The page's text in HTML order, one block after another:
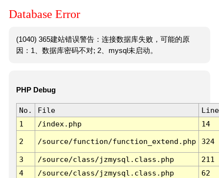
Database Error
(1040) 365建站错误警告：连接数据库失败，可能的原
因：1、数据库密码不对; 2、mysql未启动。
PHP Debug
No. File
Line
1
/index.php 14
2 /source/function/function_extend.php 324
3 /source/class/jzmysql.class.php
211
4
/source/class/jzmysql.class.php
62